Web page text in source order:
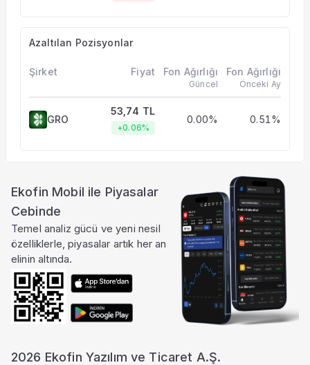
Azaltılan Pozisyonlar
Şirket Fiyat Fon Ağırlığı
Güncel
Fon Ağırlığı
Önceki Ay
GRO
53,74 TL
+0.06%
0.00% 0.51%
Ekofin Mobil ile Piyasalar
Cebinde
Temel analiz gücü ve yeni nesil
özelliklerle, piyasalar artık her an
elinin altında.
2026 Ekofin Yazılım ve Ticaret A.Ş.